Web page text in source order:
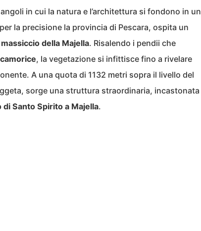
in cui la natura e l’architettura si fondono in un
la precisione la provincia di Pescara, ospita un
massiccio della Majella. Risalendo i pendii che
, la vegetazione si infittisce fino a rivelare
A una quota di 1132 metri sopra il livello del
sorge una struttura straordinaria, incastonata
di Santo Spirito a Majella.